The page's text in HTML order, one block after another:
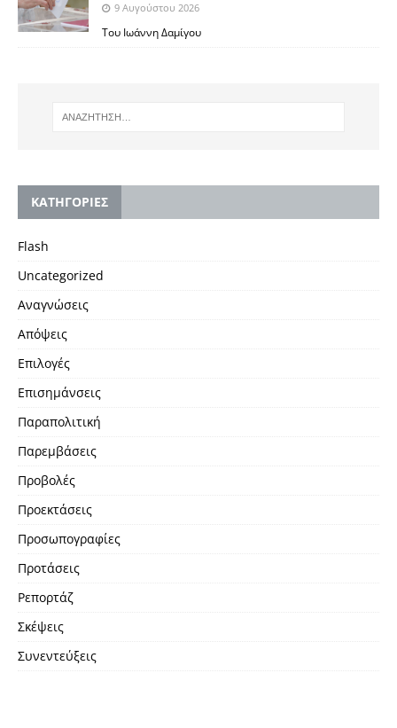
9 Αυγούστου 2026
Toυ Ιωάννη Δαμίγου
KΑΤΗΓΟΡΙΕΣ
Flash
Uncategorized
Αναγνώσεις
Απόψεις
Επιλογές
Επισημάνσεις
Παραπολιτική
Παρεμβάσεις
Προβολές
Προεκτάσεις
Προσωπογραφίες
Προτάσεις
Ρεπορτάζ
Σκέψεις
Συνεντεύξεις